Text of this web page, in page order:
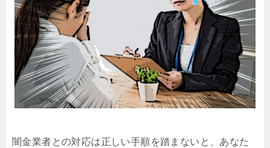
闇金業者との対応は正しい手順を踏まないと、あなた